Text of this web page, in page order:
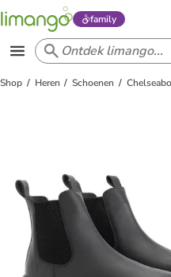
family
Shop Heren Schoenen